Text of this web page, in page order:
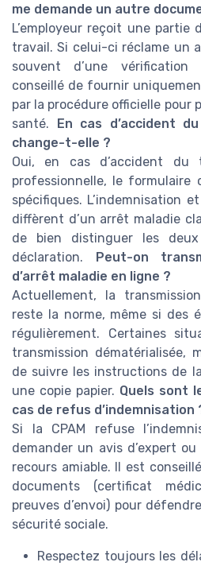
me demande un autre
L’employeur reçoit une partie
travail. Si celui-ci réclame un
souvent d’une
conseillé de fournir
par la procédure officielle pour
santé. En cas d’accident
change-t-elle ?
Oui, en cas d’accident du
professionnelle, le formulaire
spécifiques. L’indemnisation
diffèrent d’un arrêt maladie
de bien distinguer les
déclaration. Peut-on
d’arrêt maladie en ligne ?
Actuellement, la
reste la norme, même si des
régulièrement. Certaines
transmission dématérialisée,
de suivre les instructions de
une copie papier. Quels sont
cas de refus d’indemnisation
Si la CPAM refuse
demander un avis d’expert
recours amiable. Il est
documents (certificat
preuves d’envoi) pour
sécurité sociale.
Respectez toujours les